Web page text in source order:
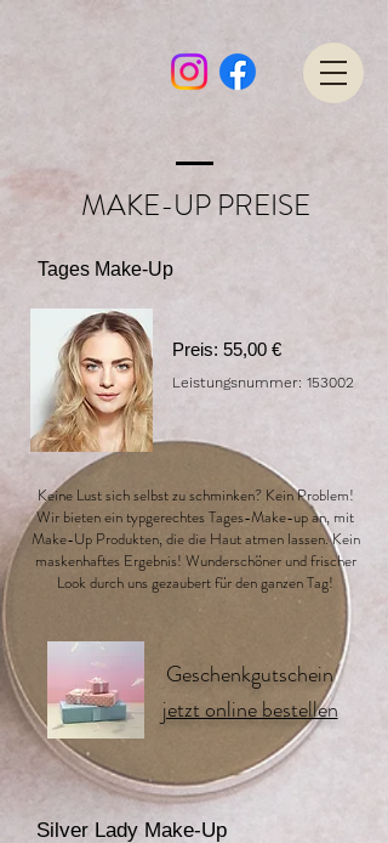
MAKE-UP PREISE
Tages Make-Up
Preis: 55,00 €
Leistungsnummer: 153002
Keine Lust sich selbst zu schminken? Kein Problem!
Wir bieten ein typgerechtes Tages-Make-up an, mit
Make-Up Produkten, die die Haut atmen lassen. Kein
maskenhaftes Ergebnis! Wunderschöner und frischer
Look durch uns gezaubert für den ganzen Tag!
Geschenkgutschein
jetzt online bestellen
Silver Lady Make-Up